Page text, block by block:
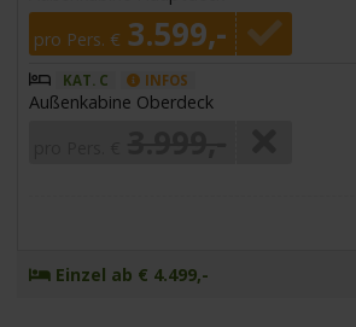
pro Pers. € 3.599,-
KAT. C INFOS
Außenkabine Oberdeck
Einzel ab € 4.499,-